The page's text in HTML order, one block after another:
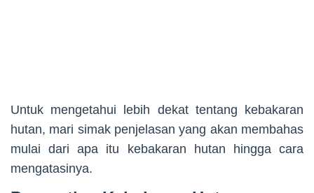
Untuk mengetahui lebih dekat tentang kebakaran
hutan, mari simak penjelasan yang akan membahas
mulai dari apa itu kebakaran hutan hingga cara
mengatasinya.